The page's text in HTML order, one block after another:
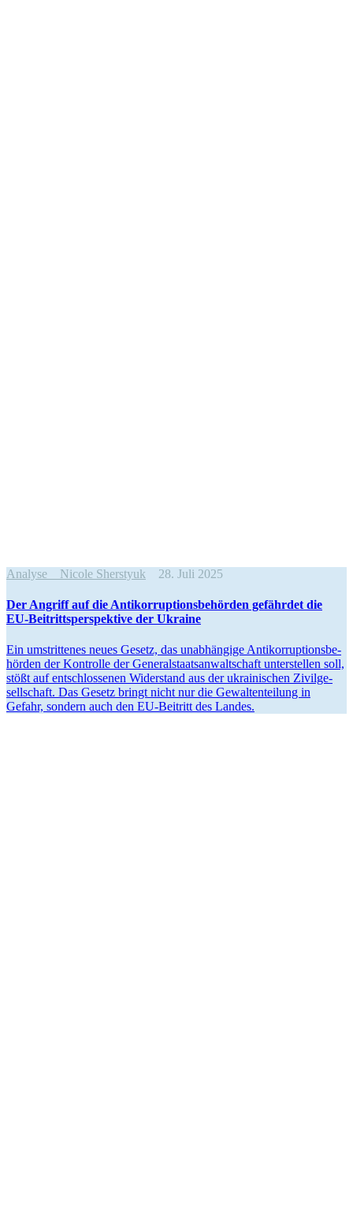
Analyse Nicole Sherstyuk 28. Juli 2025
Der Angriff auf die Anti­kor­rup­ti­ons­be­hör­den gefähr­det die
EU-Bei­tritts­per­spek­tive der Ukraine
Ein umstrit­te­nes neues Gesetz, das unab­hän­gige Anti­kor­rup­ti­ons­be­
hör­den der Kon­trolle der Gene­ral­staats­an­walt­schaft unter­stel­len soll,
stößt auf ent­schlos­se­nen Wider­stand aus der ukrai­ni­schen Zivil­ge­
sell­schaft. Das Gesetz bringt nicht nur die Gewal­ten­tei­lung in
Gefahr, sondern auch den EU-Bei­tritt des Landes.